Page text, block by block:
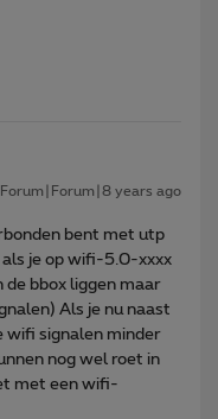
Forum|Forum|8 years ago
bent met utp
als je op wifi-5.0-xxxx
bbox liggen maar
Als je nu naast
wifi signalen minder
nog wel roet in
met een wifi-